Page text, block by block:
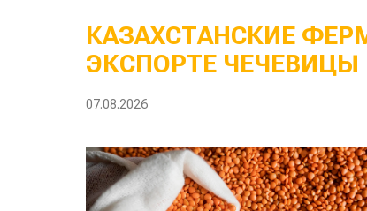
КАЗАХСТАНСКИЕ
ЭКСПОРТЕ ЧЕЧЕВИЦЫ
07.08.2026